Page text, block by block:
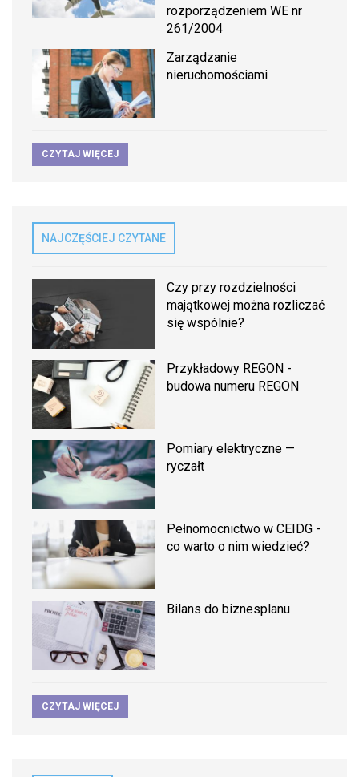
rozporządzeniem WE nr
261/2004
Zarządzanie
nieruchomościami
CZYTAJ WIĘCEJ
NAJCZĘŚCIEJ CZYTANE
Czy przy rozdzielności
majątkowej można rozliczać
się wspólnie?
Przykładowy REGON -
budowa numeru REGON
Pomiary elektryczne —
ryczałt
Pełnomocnictwo w CEIDG -
co warto o nim wiedzieć?
Bilans do biznesplanu
CZYTAJ WIĘCEJ